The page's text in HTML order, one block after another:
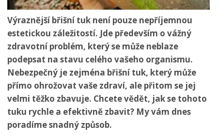
Výraznější břišní tuk není pouze nepříjemnou
estetickou záležitostí. Jde především o vážný
zdravotní problém, který se může neblaze
podepsat na stavu celého vašeho organismu.
Nebezpečný je zejména břišní tuk, který může
přímo ohrožovat vaše zdraví, ale přitom se jej
velmi těžko zbavuje. Chcete vědět, jak se tohoto
tuku rychle a efektivně zbavit? My vám dnes
poradíme snadný způsob.